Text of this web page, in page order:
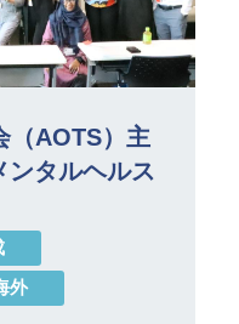
（AOTS）主
ンタルヘルス
外